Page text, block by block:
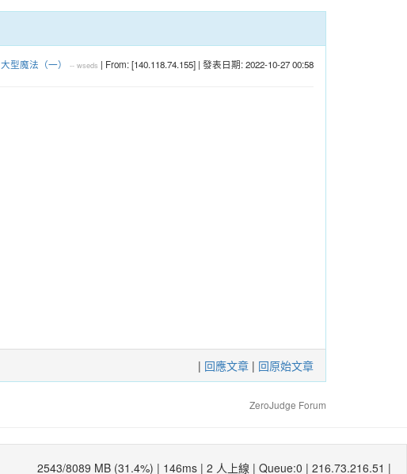
大型魔法（一） -- wseds | From: [140.118.74.155] | 發表日期: 2022-10-27 00:58
| 回應文章 | 回原始文章
ZeroJudge Forum
2543/8089 MB (31.4%) | 146ms | 2 人上線 | Queue:0 | 216.73.216.51 |